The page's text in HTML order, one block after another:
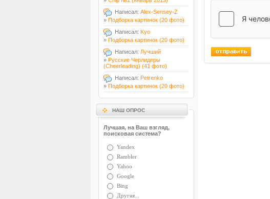
Написал: Alex-Sensey-Z
» Подборка картинок (20 фото)
Написал: Kyo
» Подборка картинок (20 фото)
Написал: Лучший
» Русские Черлидеры
(Cheerleading) (41 фото)
Написал: Petrenko
» Подборка картинок (20 фото)
НАШ ОПРОС
Лучшая, на Ваш взгляд,
поисковая система?
Yandex
Rambler
Yahoo
Google
Bing
Другая...